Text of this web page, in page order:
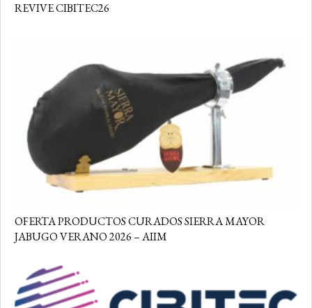
REVIVE CIBITEC26
OFERTA PRODUCTOS CURADOS SIERRA MAYOR
JABUGO VERANO 2026 – AIIM